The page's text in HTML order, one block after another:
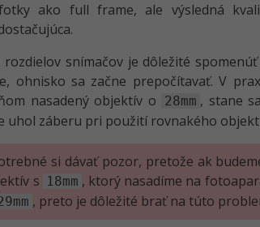
ako full frame, ale výsledná
snímačov je dôležité
ohnisko sa začne prepočítavať. V
nasadený objektív o 28mm , stane
uhol záberu pri použití rovnakého
si dávať pozor, pretože ak
s 18mm , ktorý nasadíme na
, preto je dôležité brať na túto